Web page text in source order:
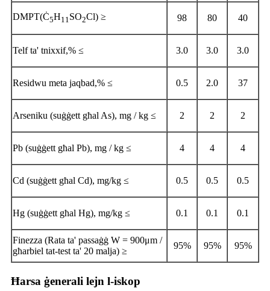
DMPT(Ċ5H11SO2Cl) ≥ 98 80 40
Telf ta' tnixxif,% ≤ 3.0 3.0 3.0
Residwu meta jaqbad,% ≤ 0.5 2.0 37
Arseniku (suġġett għal As), mg / kg ≤ 2 2 2
Pb (suġġett għal Pb), mg / kg ≤ 4 4 4
Cd (suġġett għal Cd), mg/kg ≤ 0.5 0.5 0.5
Hg (suġġett għal Hg), mg/kg ≤ 0.1 0.1 0.1
Finezza (Rata ta' passaġġ W = 900μm /
għarbiel tat-test ta' 20 malja) ≥
95% 95% 95%
Ħarsa ġenerali lejn l-iskop